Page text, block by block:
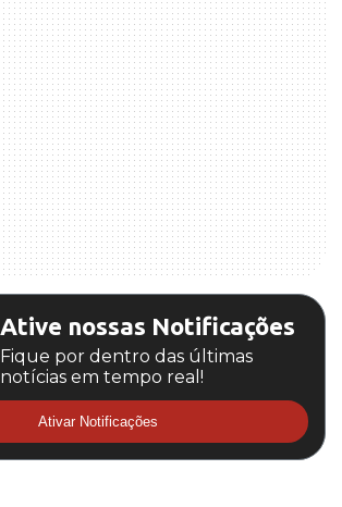
Ative nossas Notificações
Fique por dentro das últimas
notícias em tempo real!
Ativar Notificações